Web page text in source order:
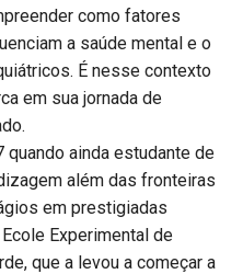
como fatores
a saúde mental e o
É nesse contexto
em sua jornada de
quando ainda estudante de
além das fronteiras
em prestigiadas
Experimental de
que a levou a começar a